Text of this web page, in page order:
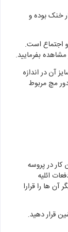
خنک بوده و
و اجتماع است.
مشاهده بفرمایید.
آن در اندازه
مچ مربوط
در پروسه
ائلیه
ها را قرارا
قرار دهید.